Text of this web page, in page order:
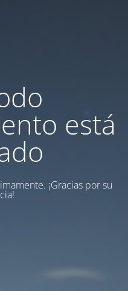
está
¡Gracias por su